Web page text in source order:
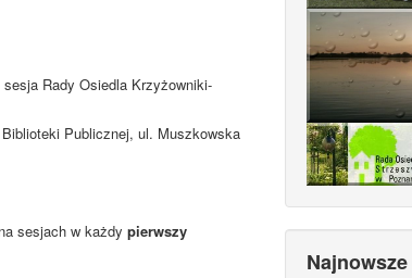
Rady Osiedla Krzyżowniki-
Publicznej, ul. Muszkowska
sesjach w każdy pierwszy
Najnowsze